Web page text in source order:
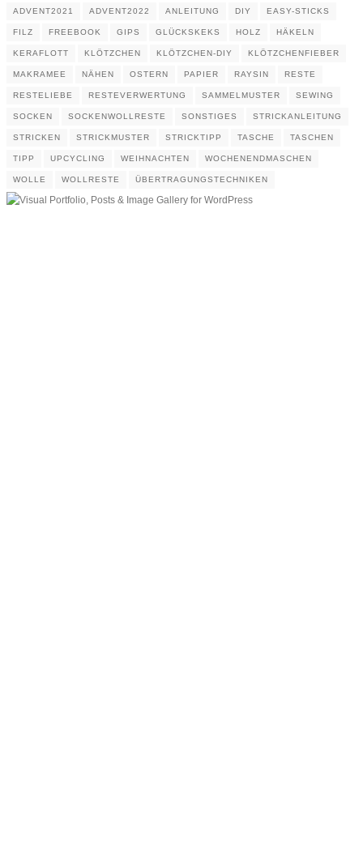
ADVENT2021 ADVENT2022 ANLEITUNG DIY EASY-STICKS
FILZ FREEBOOK GIPS GLÜCKSKEKS HOLZ HÄKELN
KERAFLOTT KLÖTZCHEN KLÖTZCHEN-DIY KLÖTZCHENFIEBER
MAKRAMEE NÄHEN OSTERN PAPIER RAYSIN RESTE
RESTELIEBE RESTEVERWERTUNG SAMMELMUSTER SEWING
SOCKEN SOCKENWOLLRESTE SONSTIGES STRICKANLEITUNG
STRICKEN STRICKMUSTER STRICKTIPP TASCHE TASCHEN
TIPP UPCYCLING WEIHNACHTEN WOCHENENDMASCHEN
WOLLE WOLLRESTE ÜBERTRAGUNGSTECHNIKEN